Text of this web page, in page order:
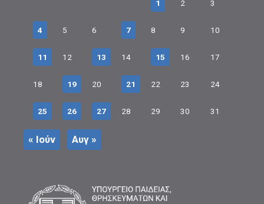
1 2 3
4 5 6 7 8 9 10
11 12 13 14 15 16 17
18 19 20 21 22 23 24
25 26 27 28 29 30 31
« Ιούν Αυγ »